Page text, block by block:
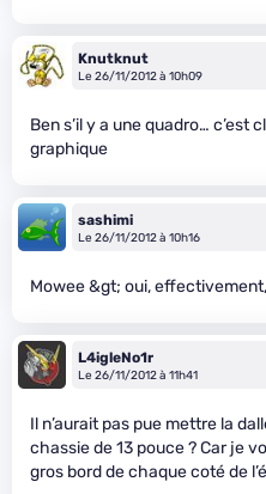
Knutknut
Le 26/11/2012 à 10h09
Ben s’il y a une quadro… c’est
graphique
sashimi
Le 26/11/2012 à 10h16
Mowee &gt; oui,
L4igleNo1r
Le 26/11/2012 à 11h41
Il n’aurait pas pue mettre la
chassie de 13 pouce ? Car je
gros bord de chaque coté de